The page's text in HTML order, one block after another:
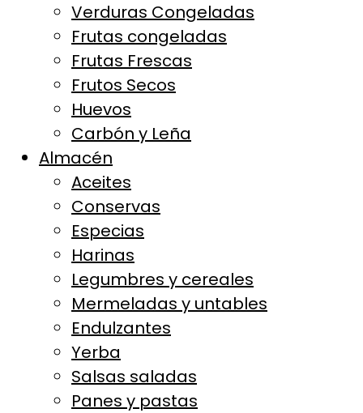
Verduras Congeladas
Frutas congeladas
Frutas Frescas
Frutos Secos
Huevos
Carbón y Leña
Almacén
Aceites
Conservas
Especias
Harinas
Legumbres y cereales
Mermeladas y untables
Endulzantes
Yerba
Salsas saladas
Panes y pastas